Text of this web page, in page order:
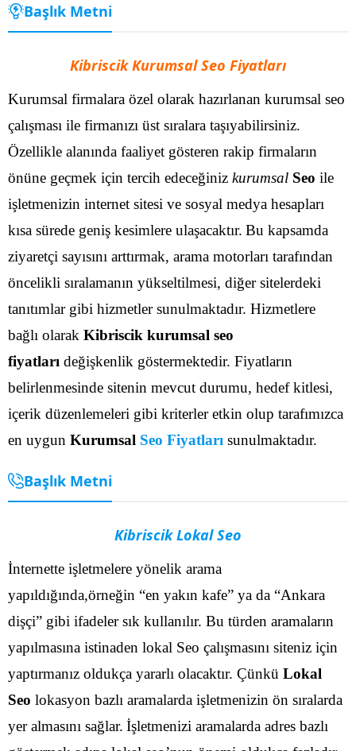
Başlık Metni
Kibriscik Kurumsal Seo Fiyatları
Kurumsal firmalara özel olarak hazırlanan kurumsal seo
çalışması ile firmanızı üst sıralara taşıyabilirsiniz.
Özellikle alanında faaliyet gösteren rakip firmaların
önüne geçmek için tercih edeceğiniz kurumsal Seo ile
işletmenizin internet sitesi ve sosyal medya hesapları
kısa sürede geniş kesimlere ulaşacaktır. Bu kapsamda
ziyaretçi sayısını arttırmak, arama motorları tarafından
öncelikli sıralamanın yükseltilmesi, diğer sitelerdeki
tanıtımlar gibi hizmetler sunulmaktadır. Hizmetlere
bağlı olarak Kibriscik kurumsal seo
fiyatları değişkenlik göstermektedir. Fiyatların
belirlenmesinde sitenin mevcut durumu, hedef kitlesi,
içerik düzenlemeleri gibi kriterler etkin olup tarafımızca
en uygun Kurumsal Seo Fiyatları sunulmaktadır.
Başlık Metni
Kibriscik Lokal Seo
İnternette işletmelere yönelik arama
yapıldığında,örneğin “en yakın kafe” ya da “Ankara
dişçi” gibi ifadeler sık kullanılır. Bu türden aramaların
yapılmasına istinaden lokal Seo çalışmasını siteniz için
yaptırmanız oldukça yararlı olacaktır. Çünkü Lokal
Seo lokasyon bazlı aramalarda işletmenizin ön sıralarda
yer almasını sağlar. İşletmenizi aramalarda adres bazlı